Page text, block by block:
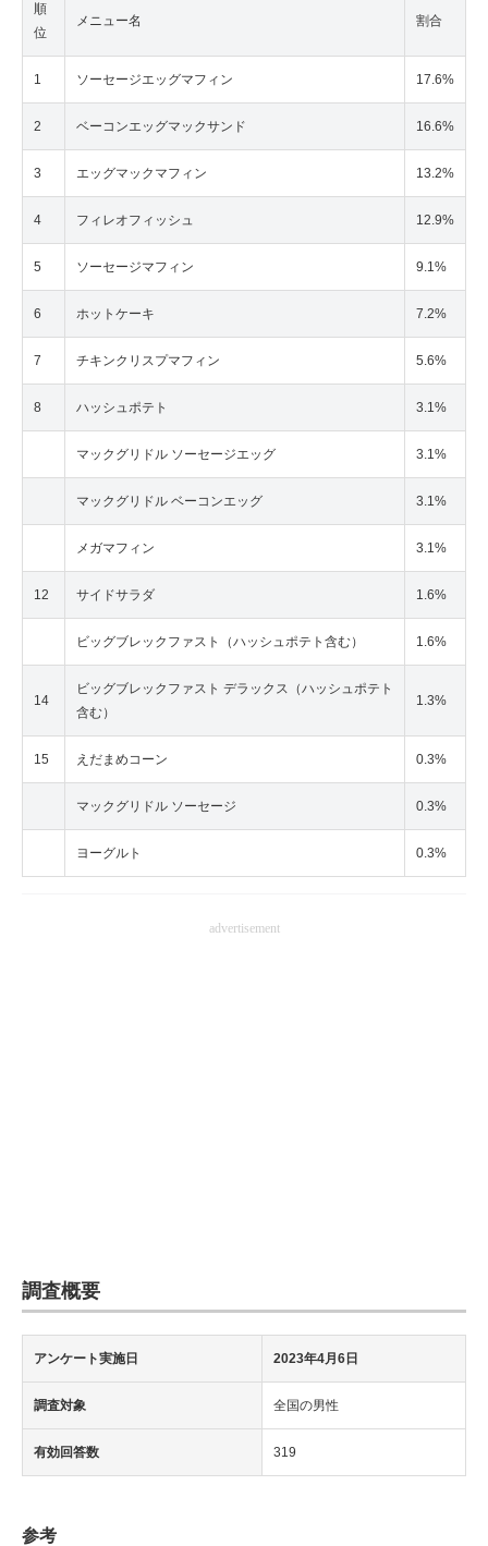
順
位
メニュー名 割合
1 ソーセージエッグマフィン 17.6%
2 ベーコンエッグマックサンド 16.6%
3 エッグマックマフィン 13.2%
4 フィレオフィッシュ 12.9%
5 ソーセージマフィン 9.1%
6 ホットケーキ 7.2%
7 チキンクリスプマフィン 5.6%
8 ハッシュポテト 3.1%
マックグリドル ソーセージエッグ 3.1%
マックグリドル ベーコンエッグ 3.1%
メガマフィン 3.1%
12 サイドサラダ 1.6%
ビッグブレックファスト（ハッシュポテト含む） 1.6%
14
ビッグブレックファスト デラックス（ハッシュポテト
含む）
1.3%
15 えだまめコーン 0.3%
マックグリドル ソーセージ 0.3%
ヨーグルト 0.3%
advertisement
調査概要
アンケート実施日 2023年4月6日
調査対象 全国の男性
有効回答数 319
参考